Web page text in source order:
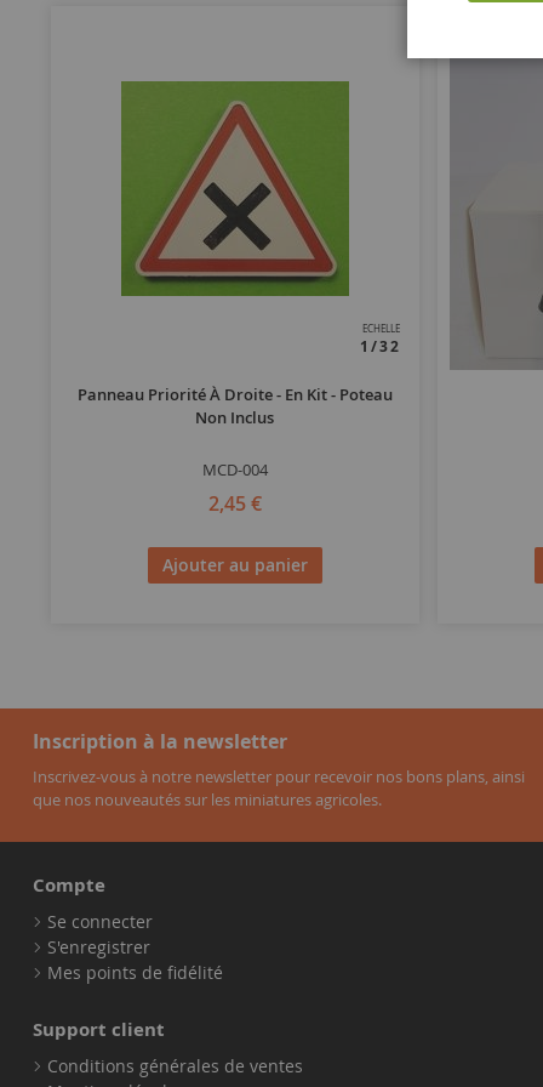
ECHELLE
1/32
Panneau Priorité À Droite - En Kit - Poteau
Non Inclus
MCD-004
2,45 €
Ajouter au panier
Inscription à la newsletter
Inscrivez-vous à notre newsletter pour recevoir nos bons plans, ainsi
que nos nouveautés sur les miniatures agricoles.
Compte
Se connecter
S'enregistrer
Mes points de fidélité
Support client
Conditions générales de ventes